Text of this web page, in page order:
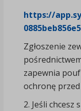
https://
Zgłoszenie
zapewnia
ochronę przed
Jeśli chcesz